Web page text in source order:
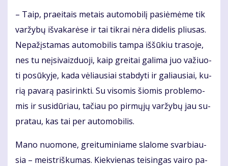
– Taip, pra­ei­tais me­tais au­to­mo­bi­lį pa­si­ė­mė­me tik
var­žy­bų iš­va­ka­rė­se ir tai tik­rai nė­ra di­de­lis pliu­sas.
Ne­pa­žįs­ta­mas au­to­mo­bi­lis tam­pa iš­šū­kiu tra­so­je,
nes tu ne­įsi­vaiz­duo­ji, kaip grei­tai ga­li­ma juo va­žiuo­
ti po­sū­ky­je, ka­da vė­liau­siai stab­dy­ti ir ga­liau­siai, ku­
rią pa­va­rą pa­si­rink­ti. Su vi­so­mis šio­mis pro­ble­mo­
mis ir su­si­dū­riau, ta­čiau po pir­mų­jų var­žy­bų jau su­
pra­tau, kas tai per au­to­mo­bi­lis.
Ma­no nuo­mo­ne, grei­tu­mi­nia­me sla­lo­me svar­biau­
sia – meist­riš­ku­mas. Kiek­vie­nas tei­sin­gas vai­ro pa­